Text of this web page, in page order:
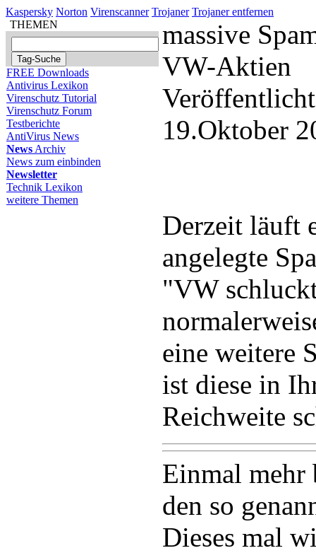
Kaspersky Norton Virenscanner Trojaner Trojaner entfernen
THEMEN
FREE Downloads
Antivirus Lexikon
Virenschutz Tutorial
Virenschutz Forum
Testberichte
AntiVirus News
News Archiv
News zum einbinden
Newsletter
Technik Lexikon
weitere Themen
massive
VW-Aktien
19.Oktober
Derzeit läuft
angelegte
"VW
eine weitere
ist diese in
Reichweite
Einmal mehr
den so
Dieses mal